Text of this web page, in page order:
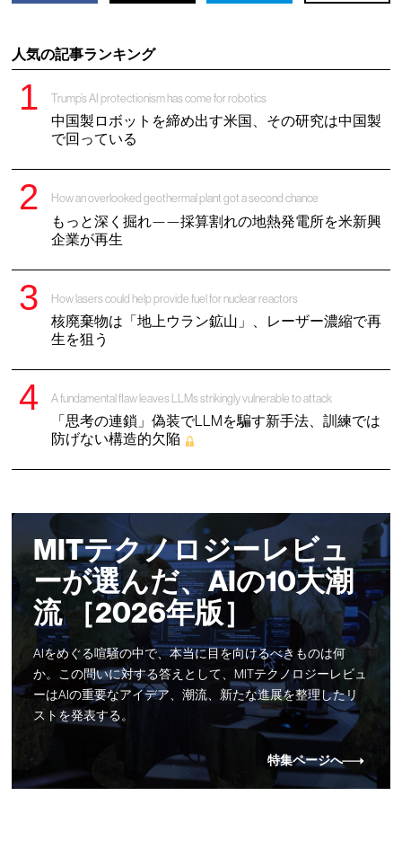
人気の記事ランキング
Trump’s AI protectionism has come for robotics
中国製ロボットを締め出す米国、その研究は中国製
で回っている
How an overlooked geothermal plant got a second chance
もっと深く掘れ——採算割れの地熱発電所を米新興
企業が再生
How lasers could help provide fuel for nuclear reactors
核廃棄物は「地上ウラン鉱山」、レーザー濃縮で再
生を狙う
A fundamental flaw leaves LLMs strikingly vulnerable to attack
「思考の連鎖」偽装でLLMを騙す新手法、訓練では
防げない構造的欠陥
MITテクノロジーレビュ
ーが選んだ、AIの10大潮
流 ［2026年版］
AIをめぐる喧騒の中で、本当に目を向けるべきものは何
か。この問いに対する答えとして、MITテクノロジーレビュ
ーはAIの重要なアイデア、潮流、新たな進展を整理したリ
ストを発表する。
特集ページへ